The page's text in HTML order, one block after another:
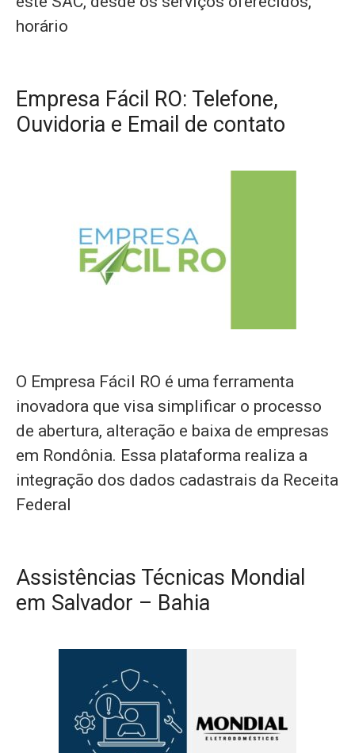
horário
Empresa Fácil RO: Telefone,
Ouvidoria e Email de contato
O Empresa Fácil RO é uma ferramenta
inovadora que visa simplificar o processo
de abertura, alteração e baixa de empresas
em Rondônia. Essa plataforma realiza a
integração dos dados cadastrais da Receita
Federal
Assistências Técnicas Mondial
em Salvador – Bahia